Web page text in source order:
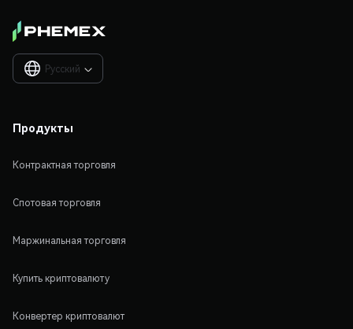
Русский 
Продукты
Контрактная торговля
Спотовая торговля
Маржинальная торговля
Купить криптовалюту
Конвертер криптовалют